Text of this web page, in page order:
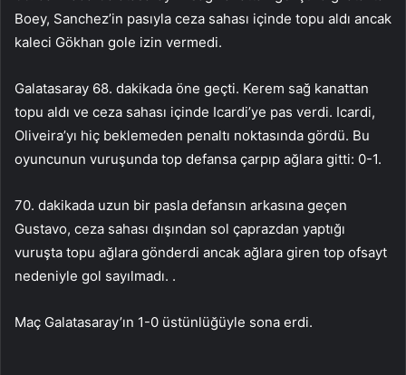
Boey, Sanchez’in pasıyla ceza sahası içinde topu aldı ancak
kaleci Gökhan gole izin vermedi.
Galatasaray 68. dakikada öne geçti. Kerem sağ kanattan
topu aldı ve ceza sahası içinde Icardi’ye pas verdi. Icardi,
Oliveira’yı hiç beklemeden penaltı noktasında gördü. Bu
oyuncunun vuruşunda top defansa çarpıp ağlara gitti: 0-1.
70. dakikada uzun bir pasla defansın arkasına geçen
Gustavo, ceza sahası dışından sol çaprazdan yaptığı
vuruşta topu ağlara gönderdi ancak ağlara giren top ofsayt
nedeniyle gol sayılmadı. .
Maç Galatasaray’ın 1-0 üstünlüğüyle sona erdi.